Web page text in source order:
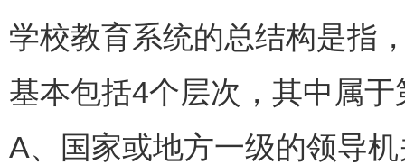
学校教育系统的总结构是指
基本包括4个层次，其中属
A、国家或地方一级的领导